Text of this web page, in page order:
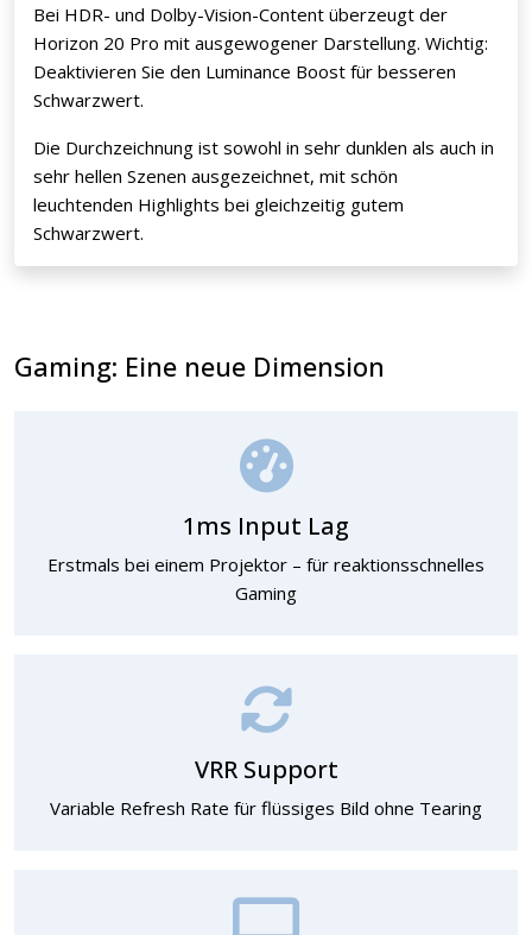
Bei HDR- und Dolby-Vision-Content überzeugt der
Horizon 20 Pro mit ausgewogener Darstellung. Wichtig:
Deaktivieren Sie den Luminance Boost für besseren
Schwarzwert.
Die Durchzeichnung ist sowohl in sehr dunklen als auch in
sehr hellen Szenen ausgezeichnet, mit schön
leuchtenden Highlights bei gleichzeitig gutem
Schwarzwert.
Gaming: Eine neue Dimension
1ms Input Lag
Erstmals bei einem Projektor – für reaktionsschnelles
Gaming
VRR Support
Variable Refresh Rate für flüssiges Bild ohne Tearing